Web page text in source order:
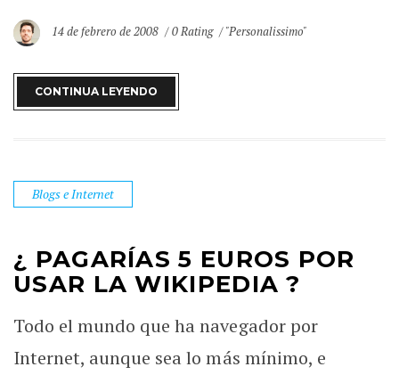
14 de febrero de 2008 0 Rating "Personalissimo"
CONTINUA LEYENDO
Blogs e Internet
¿ PAGARÍAS 5 EUROS POR
USAR LA WIKIPEDIA ?
Todo el mundo que ha navegador por
Internet, aunque sea lo más mínimo, e